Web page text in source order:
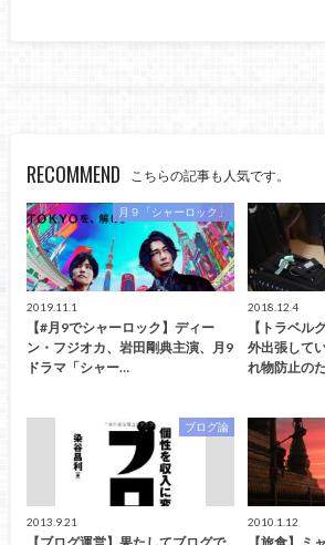
RECOMMEND こちらの記事も人気です。
月９「シャーロック」
2019.11.1
【#月9でシャーロック】ディー
ン・フジオカ、岩田剛典主演、月9
ドラマ「シャー…
2018.12.4
【トラベル
外出張して
れ物防止の
ブログ論
2013.9.21 2010.1.12